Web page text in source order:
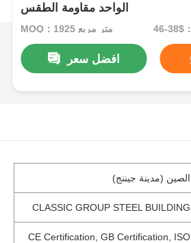
الواحد مقاومة الطقس
MOQ：1925 متر مربع
افضل سعر
الصين (مدينة جيننج)
CLASSIC GROUP STEEL BUILDING
CE Certification, GB Certification, ISO